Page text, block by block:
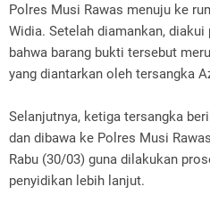
Polres Musi Rawas menuju ke
Widia. Setelah diamankan,
bahwa barang bukti tersebut
yang diantarkan oleh tersangka
Selanjutnya, ketiga tersangka
dan dibawa ke Polres Musi
Rabu (30/03) guna dilakukan
penyidikan lebih lanjut.